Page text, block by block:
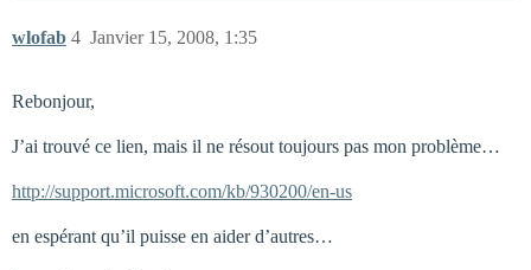
wlofab Janvier 15, 2008, 1:35
4
Rebonjour,
J’ai trouvé ce lien, mais il ne résout toujours pas mon problème…
http://support.microsoft.com/kb/930200/en-us
en espérant qu’il puisse en aider d’autres…